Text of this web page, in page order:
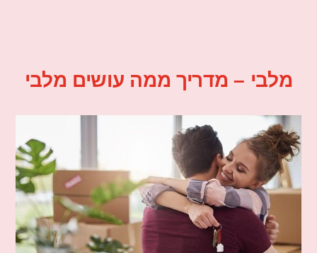
מלבי – מדריך ממה עושים מלבי